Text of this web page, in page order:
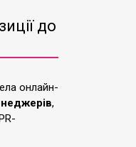
до
онлайн-
,